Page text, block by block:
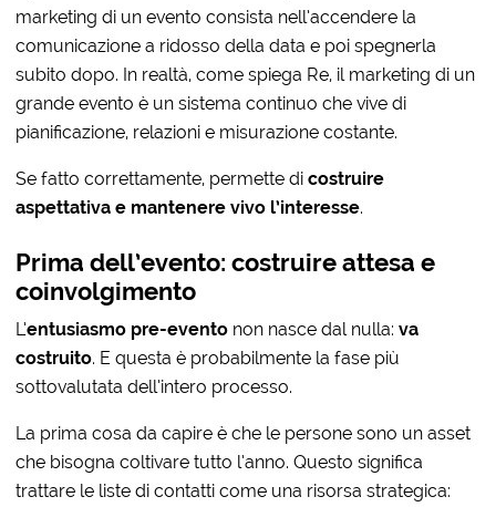
marketing di un evento consista nell’accendere la
comunicazione a ridosso della data e poi spegnerla
subito dopo. In realtà, come spiega Re, il marketing di un
grande evento è un sistema continuo che vive di
pianificazione, relazioni e misurazione costante.
Se fatto correttamente, permette dicostruire
aspettativa e mantenere vivo l’interesse.
Prima dell’evento: costruire attesa e
coinvolgimento
L’entusiasmo pre-evento non nasce dal nulla:va
costruito. E questa è probabilmente la fase più
sottovalutata dell’intero processo.
La prima cosa da capire è che le persone sono un asset
che bisogna coltivare tutto l’anno. Questo significa
trattare le liste di contatti come una risorsa strategica: